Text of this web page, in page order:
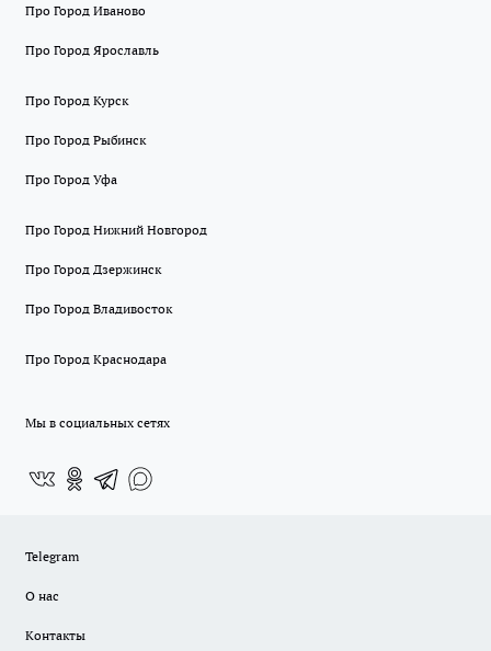
Про Город Иваново
Про Город Ярославль
Про Город Курск
Про Город Рыбинск
Про Город Уфа
Про Город Нижний Новгород
Про Город Дзержинск
Про Город Владивосток
Про Город Краснодара
Мы в социальных сетях
Telegram
О нас
Контакты